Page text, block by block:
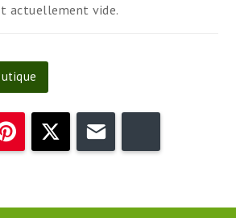
actuellement vide.
PinterestTwitter